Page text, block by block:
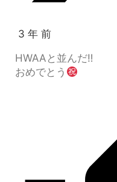
3 年 前
HWAAと並んだ‼︎
おめでとう